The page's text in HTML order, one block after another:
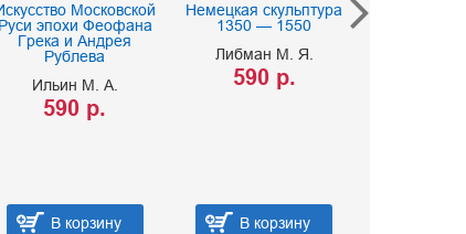
Московской
Руси эпохи Феофана
Грека и Андрея
Рублева
Ильин М. А.
590 р.
В корзину
Немецкая скульптура
1350 — 1550
Либман М. Я.
590 р.
В корзину